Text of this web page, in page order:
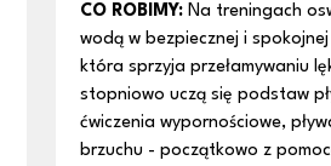
CO ROBIMY: Na treningach
wodą w bezpiecznej i
która sprzyja przełamywaniu
stopniowo uczą się podstaw
ćwiczenia wypornościowe,
brzuchu - początkowo z